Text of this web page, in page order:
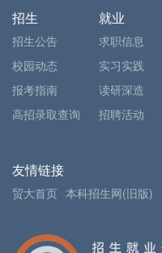
招生
招生公告
校园动态
报考指南
高招录取查询
就业
求职信息
实习实践
读研深造
招聘活动
友情链接
贸大首页 本科招生网(旧版)